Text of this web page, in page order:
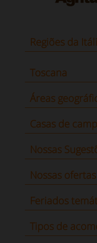
Regiões da
Toscana
Áreas
Casas de
Nossas
Nossas ofertas
Feriados
Tipos de